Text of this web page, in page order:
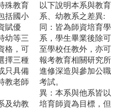
殊教育
括國小
賦優
幼等三
格，可
擇三種
只具備
教老師
及幼教
以下說明本系與教育
系、幼教系之差異:
同：皆為師資培育學
系，學生畢業後除可
至學校任教外，亦可
報考教育相關研究所
進修深造與參加公職
考試。
異：本系與他系皆以
培育師資為目標，但